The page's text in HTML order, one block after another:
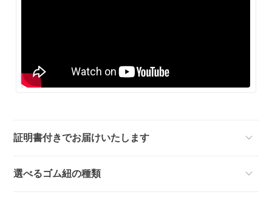
証明書付きでお届けいたします
選べるゴム紐の種類